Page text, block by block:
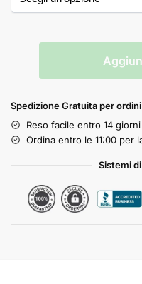
Spedizione Gratuita per
Reso facile entro 14 giorni
Ordina entro le 11:00 per
Sistemi